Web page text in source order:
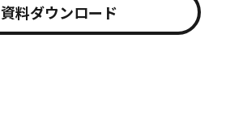
資料ダウンロード